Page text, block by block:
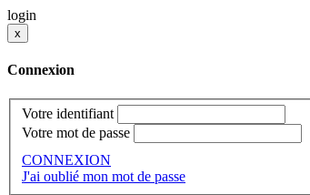
login
x
Connexion
Votre identifiant
Votre mot de passe
CONNEXION
J'ai oublié mon mot de passe